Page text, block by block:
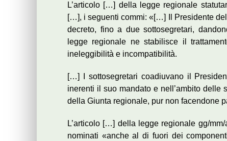
L’articolo […] della legge regionale
[…], i seguenti commi: «[…] Il Presidente
decreto, fino a due sottosegretari,
legge regionale ne stabilisce il
ineleggibilità e incompatibilità.
[…] I sottosegretari coadiuvano il
inerenti il suo mandato e nell’ambito
della Giunta regionale, pur non facendone
L’articolo […] della legge regionale gg/
nominati «anche al di fuori dei